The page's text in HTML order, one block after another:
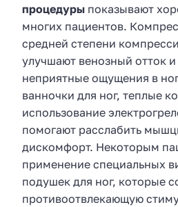
процедуры показывают
многих пациентов.
средней степени
улучшают венозный отток
неприятные ощущения в
ванночки для ног, теплые
использование
помогают расслабить
дискомфорт. Некоторым
применение специальных
подушек для ног, которые
противоотвлекающую